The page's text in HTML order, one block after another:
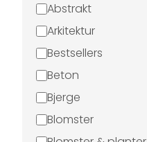
Abstrakt
Arkitektur
Bestsellers
Beton
Bjerge
Blomster